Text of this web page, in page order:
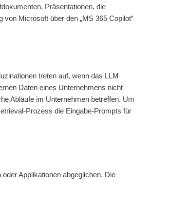
Präsentationen, die
Microsoft über den „MS 365 Copilot“
treten auf, wenn das LLM
Daten eines Unternehmens nicht
Abläufe im Unternehmen betreffen. Um
Prozess die Eingabe-Prompts für
Applikationen abgeglichen. Die